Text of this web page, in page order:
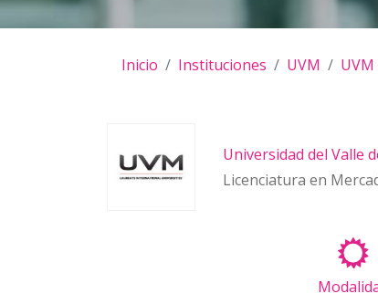
Inicio Instituciones UVM UVM
Universidad del Valle
Licenciatura en